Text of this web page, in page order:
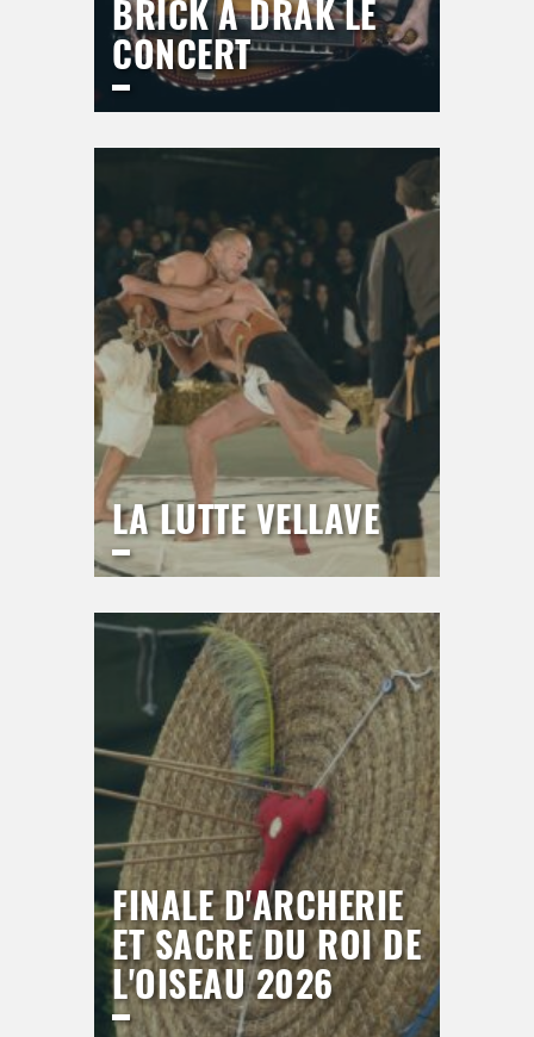
BRICK A DRAK LE
CONCERT
Jeudi17 septembre 2026
>Hors saison
LA LUTTE VELLAVE
Vendredi18 septembre 2026
20h00
Hors saison
FINALE D'ARCHERIE
ET SACRE DU ROI DE
L'OISEAU 2026